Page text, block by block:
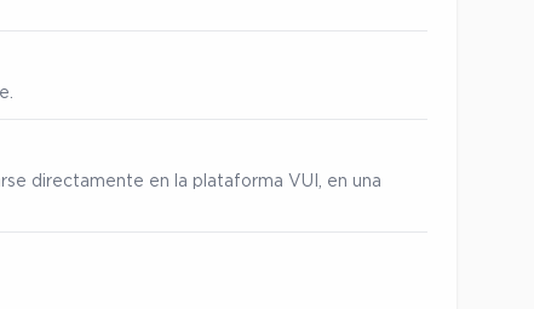
directamente en la plataforma VUI, en una